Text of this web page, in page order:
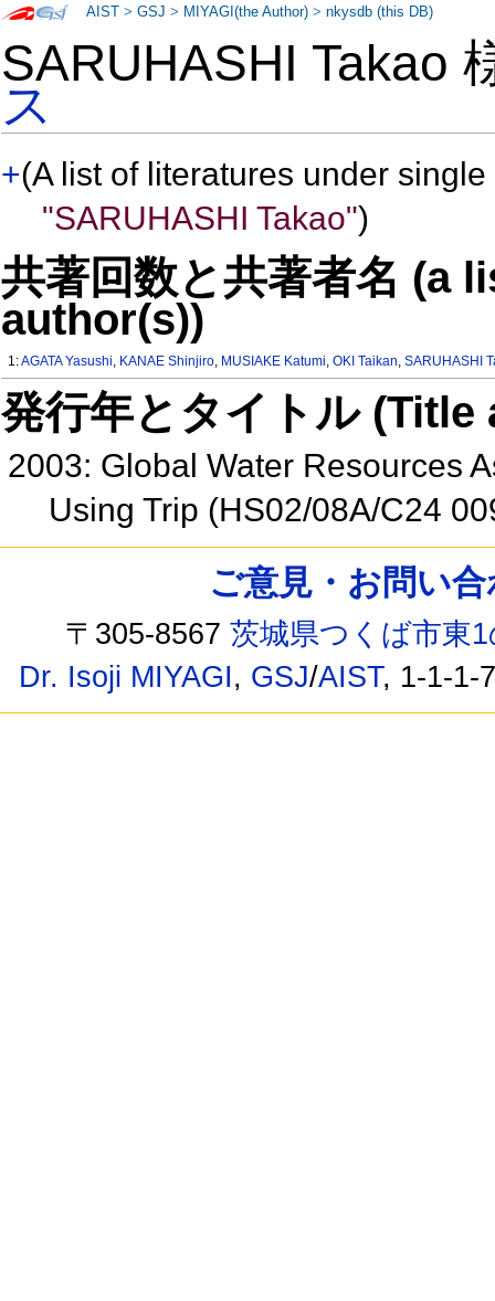
SARUHASHI Takao
ス
+(A list of literatures under
"SARUHASHI Takao")
共著回数と共著者名 (a
author(s))
1:AGATA Yasushi, KANAE Shinjiro, MUSIAKE Katumi,OKI Taikan,SARUHASHI
発行年とタイトル
2003: Global Water Resources
Using Trip (HS02/08A/C24
AIST >GSJ > MIYAGI(the Author) >nkysdb (this DB)
ご意見・お問い
〒305-8567茨城県つくば市東
Dr. Isoji MIYAGI, GSJ/AIST, 1-1-1-